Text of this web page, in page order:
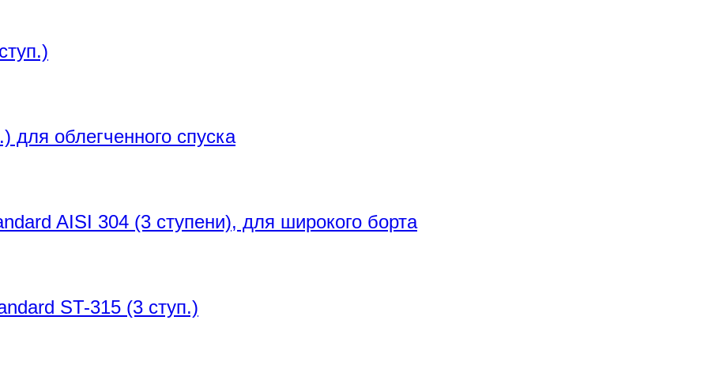
для облегченного спуска
AISI 304 (3 ступени), для широкого борта
ST-315 (3 ступ.)